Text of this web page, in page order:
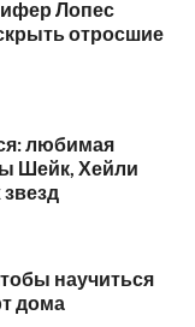
Лопес
отросшие
любимая
Шейк, Хейли
научиться
дома